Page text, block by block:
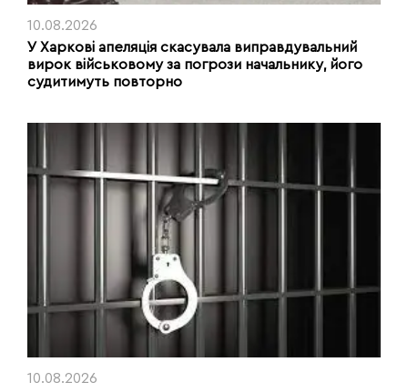
10.08.2026
У Харкові апеляція скасувала виправдувальний
вирок військовому за погрози начальнику, його
судитимуть повторно
10.08.2026